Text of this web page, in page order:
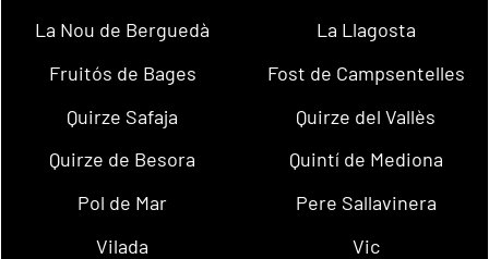
La Nou de Berguedà
La Llagosta
Fruitós de Bages
Fost de Campsentelles
Quirze Safaja
Quirze del Vallès
Quirze de Besora
Quintí de Mediona
Pol de Mar
Pere Sallavinera
Vilada
Vic